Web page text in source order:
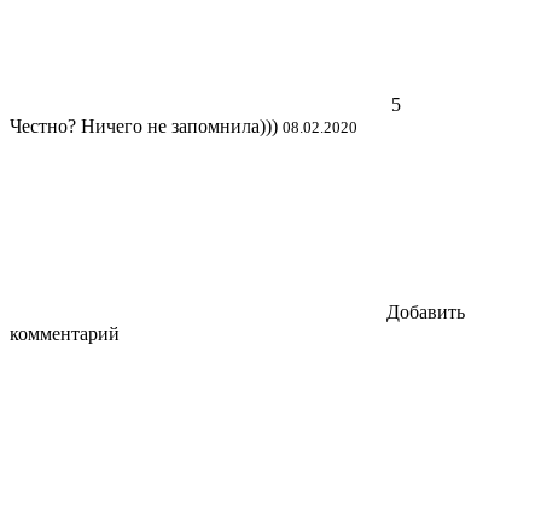
5
Честно? Ничего не запомнила))) 08.02.2020
Добавить
комментарий